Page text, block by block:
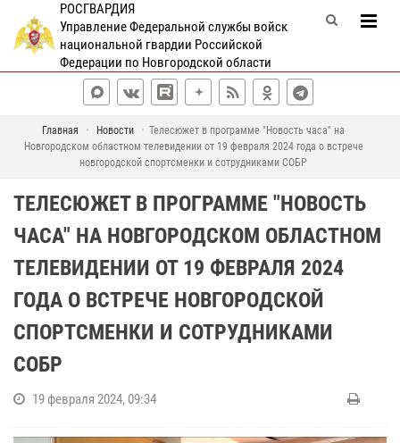
РОСГВАРДИЯ
Управление Федеральной службы войск
национальной гвардии Российской
Федерации по Новгородской области
Главная Новости
Телесюжет в программе "Новость часа" на
Новгородском областном телевидении от 19 февраля 2024 года о встрече
новгородской спортсменки и сотрудниками СОБР
ТЕЛЕСЮЖЕТ В ПРОГРАММЕ "НОВОСТЬ
ЧАСА" НА НОВГОРОДСКОМ ОБЛАСТНОМ
ТЕЛЕВИДЕНИИ ОТ 19 ФЕВРАЛЯ 2024
ГОДА О ВСТРЕЧЕ НОВГОРОДСКОЙ
СПОРТСМЕНКИ И СОТРУДНИКАМИ
СОБР
19 февраля 2024, 09:34